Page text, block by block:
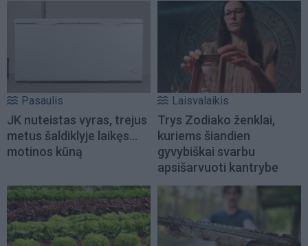
Pasaulis
JK nuteistas vyras, trejus
metus šaldiklyje laikęs...
motinos kūną
Laisvalaikis
Trys Zodiako ženklai,
kuriems šiandien
gyvybiškai svarbu
apsišarvuoti kantrybe